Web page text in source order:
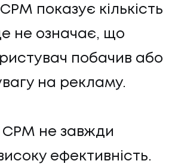
показує кількість
не означає, що
побачив або
на рекламу.
не завжди
ефективність.